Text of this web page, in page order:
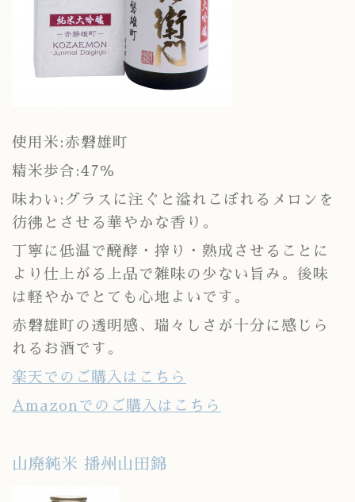
使用米:赤磐雄町
精米歩合:47％
味わい:グラスに注ぐと溢れこぼれるメロンを
彷彿とさせる華やかな香り。
丁寧に低温で醗酵・搾り・熟成させることに
より仕上がる上品で雑味の少ない旨み。後味
は軽やかでとても心地よいです。
赤磐雄町の透明感、瑞々しさが十分に感じら
れるお酒です。
楽天でのご購入はこちら
Amazonでのご購入はこちら
山廃純米 播州山田錦